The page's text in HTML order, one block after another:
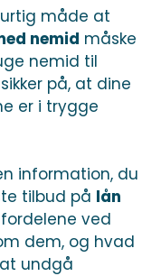
måde at
nemid måske
nemid til
på, at dine
er i trygge
information, du
tilbud på lån
ved
dem, og hvad
undgå